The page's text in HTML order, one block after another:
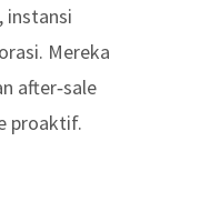
instansi
Mereka
after‑sale
proaktif.